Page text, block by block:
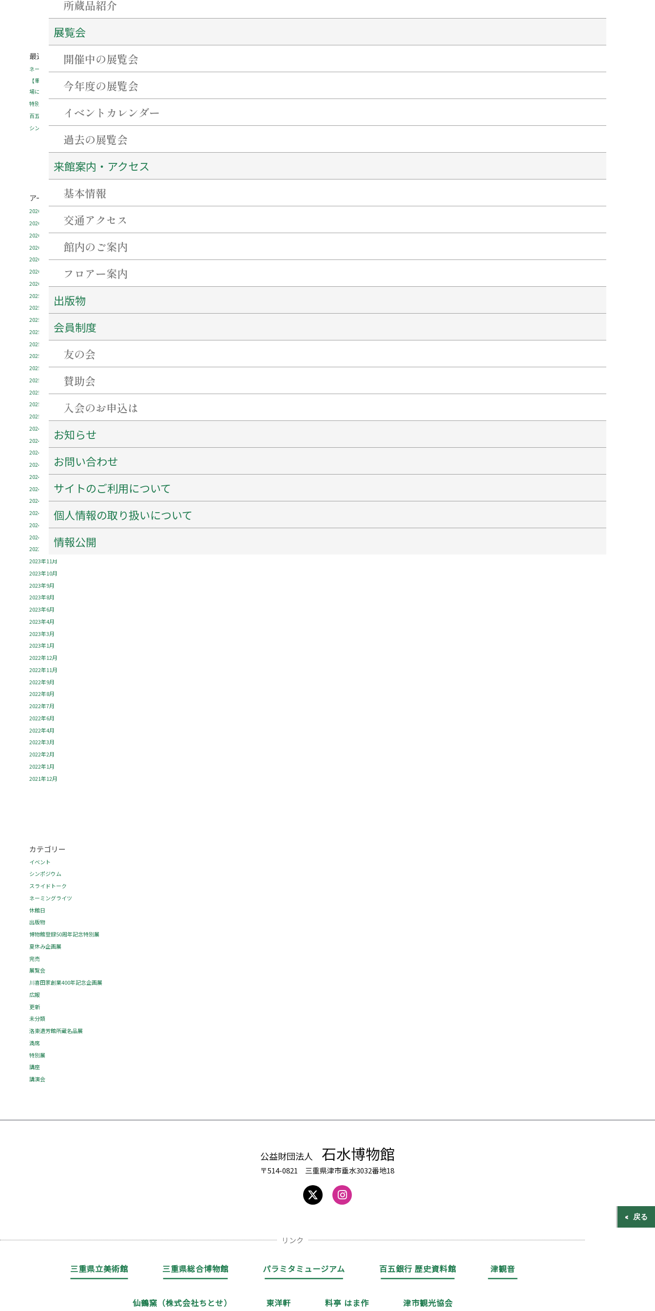
所蔵品紹介
展覧会
開催中の展覧会
今年度の展覧会
イベントカレンダー
過去の展覧会
来館案内・アクセス
基本情報
交通アクセス
館内のご案内
フロアー案内
出版物
会員制度
友の会
賛助会
入会のお申込は
お知らせ
お問い合わせ
サイトのご利用について
個人情報の取り扱いについて
情報公開
最近の投稿
ネーミングライツ・パートナーを募集します！
【重要・必ずご確認ください】7月31日～8月2日にかけての当館駐車
場について。
特別企画「花押（サイン）を作ろう！書こう！」 開催のご案内
百五銀行✖石水博物館 「コーポレーションデー」を開催します！
シンポジウム「西来寺の宝物の魅力にせまる」を開催します！
アーカイブ
2026年8月
2026年7月
2026年6月
2026年5月
2026年4月
2026年3月
2026年1月
2025年12月
2025年11月
2025年10月
2025年9月
2025年8月
2025年7月
2025年6月
2025年5月
2025年4月
2025年3月
2025年1月
2024年12月
2024年11月
2024年9月
2024年8月
2024年7月
2024年6月
2024年4月
2024年3月
2024年2月
2024年1月
2023年12月
2023年11月
2023年10月
2023年9月
2023年8月
2023年6月
2023年4月
2023年3月
2023年1月
2022年12月
2022年11月
2022年9月
2022年8月
2022年7月
2022年6月
2022年4月
2022年3月
2022年2月
2022年1月
2021年12月
カテゴリー
イベント
シンポジウム
スライドトーク
ネーミングライツ
休館日
出版物
博物館登録50周年記念特別展
夏休み企画展
完売
展覧会
川喜田家創業400年記念企画展
広報
更新
未分類
洛東遺芳館所蔵名品展
満席
特別展
講座
講演会
公益財団法人 石水博物館
〒514-0821 三重県津市垂水3032番地18
リンク
三重県立美術館 三重県総合博物館 パラミタミュージアム 百五銀行 歴史資料館 津観音
仙鶴窯（株式会社ちとせ） 東洋軒 料亭 はま作 津市観光協会
戻る